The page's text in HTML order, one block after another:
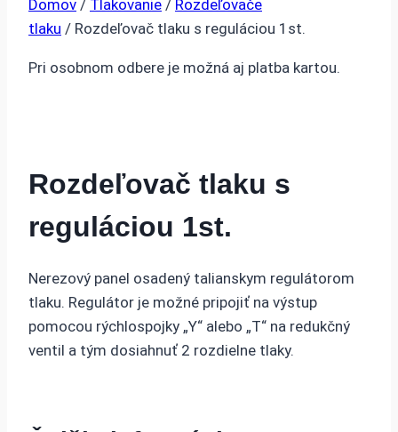
Domov / Tlakovanie / Rozdeľovače
tlaku / Rozdeľovač tlaku s reguláciou 1st.
Pri osobnom odbere je možná aj platba kartou.
Rozdeľovač tlaku s
reguláciou 1st.
Nerezový panel osadený talianskym regulátorom
tlaku. Regulátor je možné pripojiť na výstup
pomocou rýchlospojky „Y“ alebo „T“ na redukčný
ventil a tým dosiahnuť 2 rozdielne tlaky.